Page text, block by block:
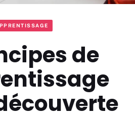
de